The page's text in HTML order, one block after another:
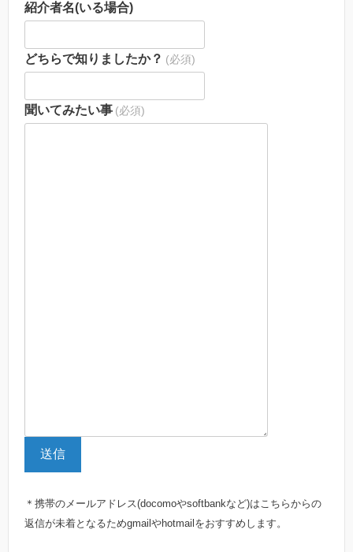
紹介者名(いる場合)
どちらで知りましたか？ (必須)
聞いてみたい事 (必須)
送信
＊携帯のメールアドレス(docomoやsoftbankなど)はこちらからの
返信が未着となるためgmailやhotmailをおすすめします。